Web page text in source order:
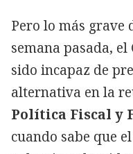
Pero lo más grave
semana pasada,
sido incapaz de
alternativa en la
Política Fiscal y
cuando sabe que